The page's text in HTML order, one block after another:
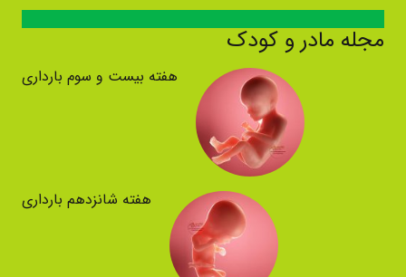
مجله مادر و کودک
هفته بیست و سوم بارداری
هفته شانزدهم بارداری